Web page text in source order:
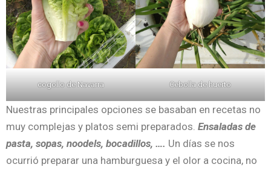
cogollo de Navarra Cebolla de huerto
Nuestras principales opciones se basaban en recetas no
muy complejas y platos semi preparados. Ensaladas de
pasta, sopas, noodels, bocadillos, …. Un días se nos
ocurrió preparar una hamburguesa y el olor a cocina, no